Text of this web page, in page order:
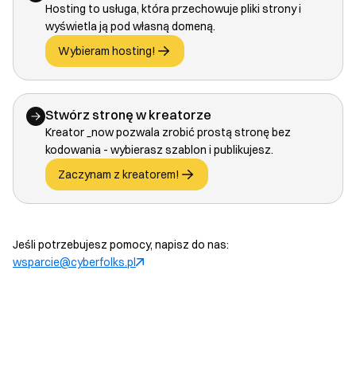
Hosting to usługa, która przechowuje pliki strony i
wyświetla ją pod własną domeną.
Wybieram hosting!
Stwórz stronę w kreatorze
Kreator _now pozwala zrobić prostą stronę bez
kodowania - wybierasz szablon i publikujesz.
Zaczynam z kreatorem!
Jeśli potrzebujesz pomocy, napisz do nas:
wsparcie@cyberfolks.pl